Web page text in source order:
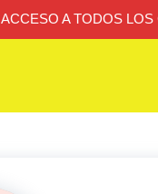
ACCESO A TODOS